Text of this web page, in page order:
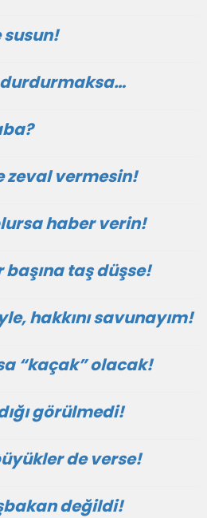
susun!
zeval vermesin!
haber verin!
taş düşse!
hakkını savunayım!
“kaçak” olacak!
görülmedi!
de verse!
değildi!